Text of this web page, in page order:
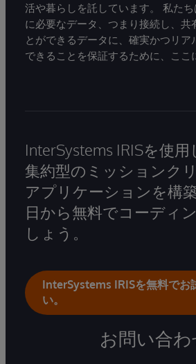
活や暮らしを託しています。 私た
に必要なデータ、つまり接続し、共
とができるデータに、確実かつリア
できることを保証するために、ここ
InterSystems IRISを使
集約型のミッションク
アプリケーションを構
日から無料でコーディ
しょう。
InterSystems IRISを無料でお
い。
お問い合わ